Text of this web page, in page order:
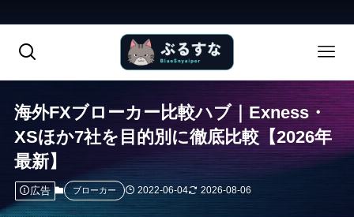
海外FXブローカー比較ハブ｜Exness・
XSほか7社を目的別に徹底比較【2026年
最新】
広告 ブローカー 2022-06-04 2026-08-06